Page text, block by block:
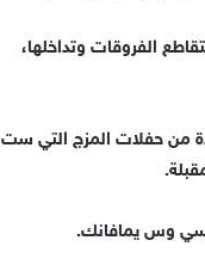
الفروقات وتداخلها،
من حفلات المزج التي ست
وس يمافانك.